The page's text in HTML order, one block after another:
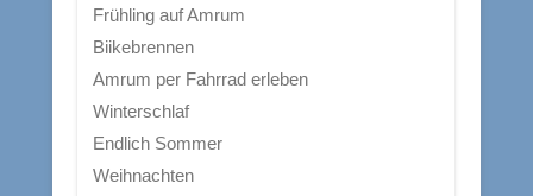
Frühling auf Amrum
Biikebrennen
Amrum per Fahrrad erleben
Winterschlaf
Endlich Sommer
Weihnachten